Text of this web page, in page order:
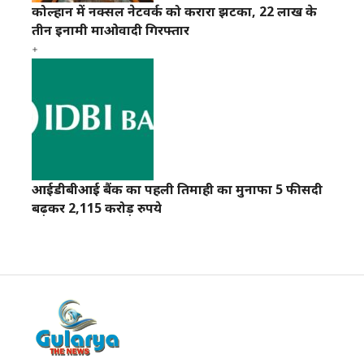
कोल्हान में नक्सल नेटवर्क को करारा झटका, 22 लाख के
तीन इनामी माओवादी गिरफ्तार
आईडीबीआई बैंक का पहली तिमाही का मुनाफा 5 फीसदी
बढ़कर 2,115 करोड़ रुपये